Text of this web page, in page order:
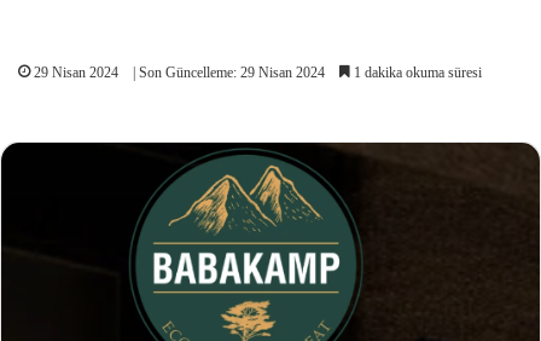
29 Nisan 2024 | Son Güncelleme: 29 Nisan 2024 1 dakika okuma süresi